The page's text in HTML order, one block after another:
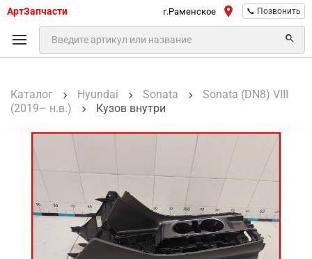
АртЗапчасти г.Раменское 📞 Позвонить
Каталог Hyundai Sonata
Sonata (DN8) VIII
(2019– н.в.)
Кузов внутри